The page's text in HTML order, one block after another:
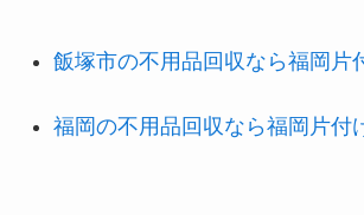
飯塚市の不用品回収なら福岡片
福岡の不用品回収なら福岡片付